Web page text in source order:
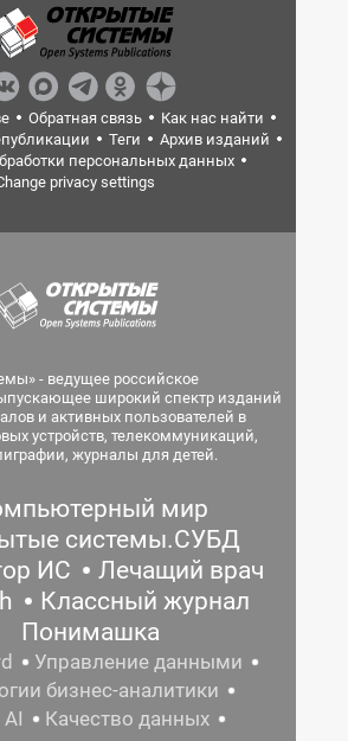
Обратная связь
Как нас найти
Теги
Архив изданий
персональных данных
privacy settings
- ведущее российское
широкий спектр изданий
и активных пользователей в
устройств, телекоммуникаций,
журналы для детей.
мир
системы.СУБД
ИС
Лечащий врач
Классный журнал
Понимашка
Управление данными
бизнес-аналитики
Качество данных